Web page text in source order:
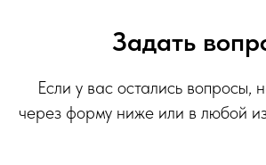
Задать
Если у вас остались вопросы,
через форму ниже или в любой